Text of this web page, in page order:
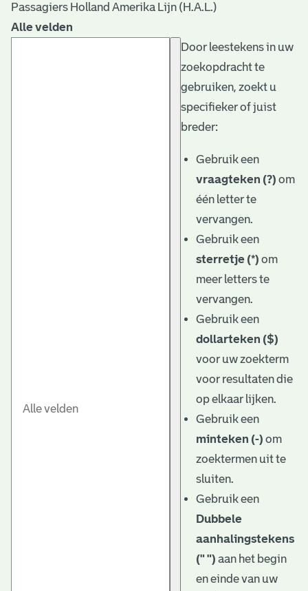
Passagiers Holland Amerika Lijn (H.A.L.)
Alle velden
Door leestekens in uw
zoekopdracht te
gebruiken, zoekt u
specifieker of juist
breder:
Gebruik een
vraagteken (?) om
één letter te
vervangen.
Gebruik een
sterretje (*) om
meer letters te
vervangen.
Gebruik een
dollarteken ($)
voor uw zoekterm
voor resultaten die
op elkaar lijken.
Gebruik een
minteken (-) om
zoektermen uit te
sluiten.
Gebruik een
Dubbele
aanhalingstekens
(" ") aan het begin
en einde van uw